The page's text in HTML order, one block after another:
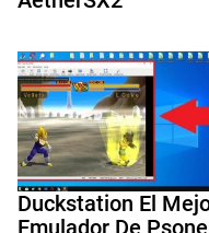
Duckstation El
Emulador De Psone